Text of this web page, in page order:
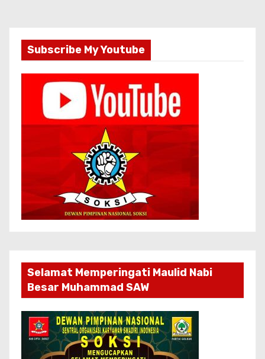
Subscribe My Youtube
Selamat Memperingati Maulid Nabi
Besar Muhammad SAW